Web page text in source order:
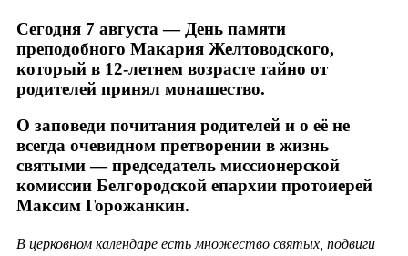
Сегодня 7 августа — День памяти
преподобного Макария Желтоводского,
который в 12-летнем возрасте тайно от
родителей принял монашество.
О заповеди почитания родителей и о её не
всегда очевидном претворении в жизнь
святыми — председатель миссионерской
комиссии Белгородской епархии протоиерей
Максим Горожанкин.
В церковном календаре есть множество святых, подвиги